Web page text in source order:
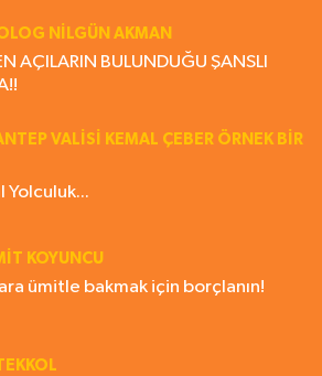
NILGÜN AKMAN
AÇILARIN BULUNDUĞU ŞANSLI
VALISI KEMAL ÇEBER ÖRNEK BİR
Yolculuk...
KOYUNCU
ümitle bakmak için borçlanın!